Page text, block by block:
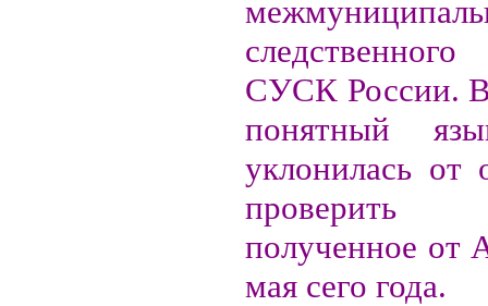
СУСК России. В
понятный
уклонилась от
проверить
полученное от
мая сего года.